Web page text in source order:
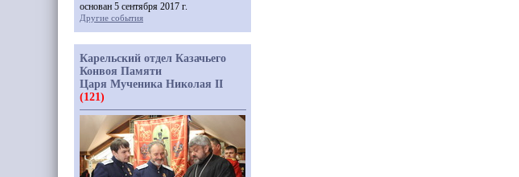
основан 5 сентября 2017 г.
Другие события
Карельский отдел Казачьего
Конвоя Памяти
Царя Мученика Николая II
(121)